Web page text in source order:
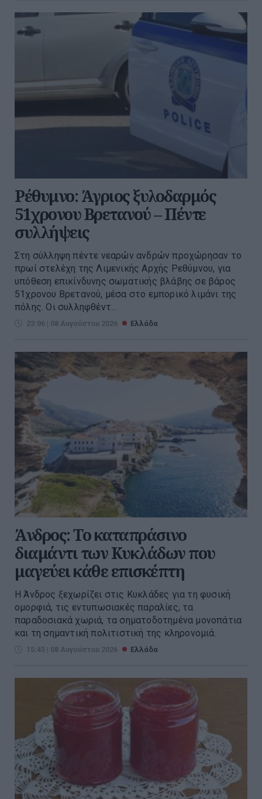
Ρέθυμνο: Άγριος ξυλοδαρμός
51χρονου Βρετανού – Πέντε
συλλήψεις
Στη σύλληψη πέντε νεαρών ανδρών προχώρησαν το
πρωί στελέχη της Λιμενικής Αρχής Ρεθύμνου, για
υπόθεση επικίνδυνης σωματικής βλάβης σε βάρος
51χρονου Βρετανού, μέσα στο εμπορικό λιμάνι της
πόλης. Οι συλληφθέντ...
23:06 | 08 Αυγούστου 2026 Ελλάδα
Άνδρος: Το καταπράσινο
διαμάντι των Κυκλάδων που
μαγεύει κάθε επισκέπτη
Η Άνδρος ξεχωρίζει στις Κυκλάδες για τη φυσική
ομορφιά, τις εντυπωσιακές παραλίες, τα
παραδοσιακά χωριά, τα σηματοδοτημένα μονοπάτια
και τη σημαντική πολιτιστική της κληρονομιά.
15:45 | 08 Αυγούστου 2026 Ελλάδα